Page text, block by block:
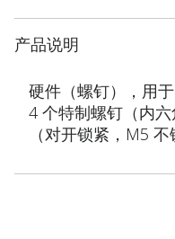
产品说明
硬件（螺钉），用
4 个特制螺钉（内
（对开锁紧，M5 不